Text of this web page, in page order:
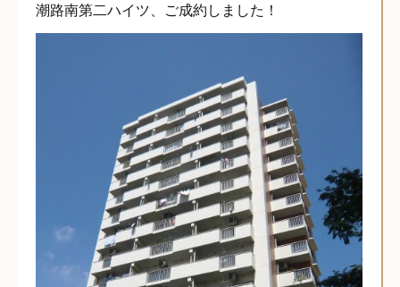
潮路南第二ハイツ、ご成約しました！